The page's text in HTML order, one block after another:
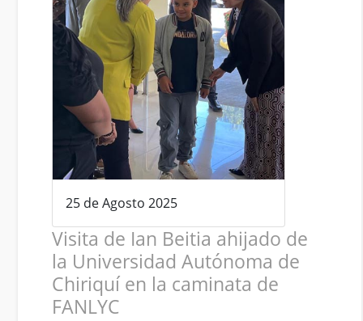
25 de Agosto 2025
Visita de Ian Beitia ahijado de
la Universidad Autónoma de
Chiriquí en la caminata de
FANLYC